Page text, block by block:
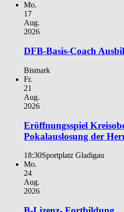
Mo.
17
Aug.
2026
DFB-Basis-Coach
Bismark
Fr.
21
Aug.
2026
Eröffnungsspiel
Pokalauslosung der
18:30Sportplatz Gladigau
Mo.
24
Aug.
2026